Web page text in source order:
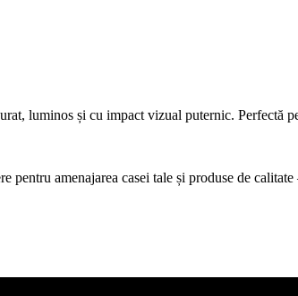
luminos și cu impact vizual puternic. Perfectă
amenajarea casei tale și produse de